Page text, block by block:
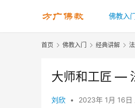
佛教入
首页 佛教入门 经典讲解
大师和工匠 —
刘欣 • 2023年 1月 16日